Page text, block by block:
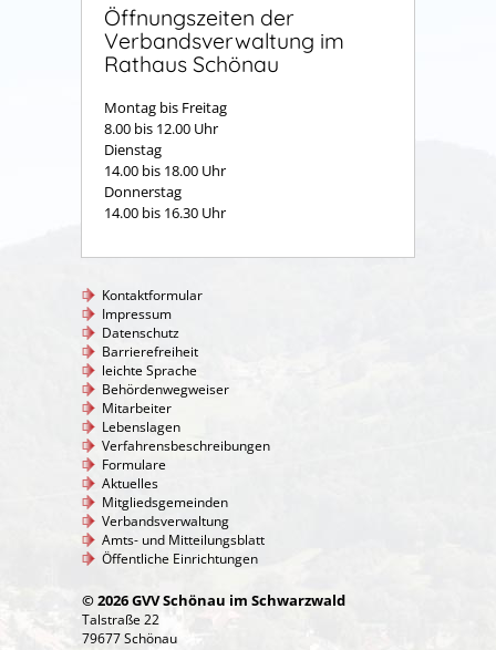
Öffnungszeiten der
Verbandsverwaltung im
Rathaus Schönau
Montag bis Freitag
8.00 bis 12.00 Uhr
Dienstag
14.00 bis 18.00 Uhr
Donnerstag
14.00 bis 16.30 Uhr
Kontaktformular
Impressum
Datenschutz
Barrierefreiheit
leichte Sprache
Behördenwegweiser
Mitarbeiter
Lebenslagen
Verfahrensbeschreibungen
Formulare
Aktuelles
Mitgliedsgemeinden
Verbandsverwaltung
Amts- und Mitteilungsblatt
Öffentliche Einrichtungen
© 2026 GVV Schönau im Schwarzwald
Talstraße 22
79677 Schönau